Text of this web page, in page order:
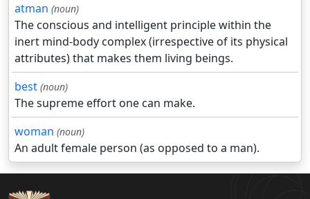
atman (noun)
The conscious and intelligent principle within the
inert mind-body complex (irrespective of its physical
attributes) that makes them living beings.
best (noun)
The supreme effort one can make.
woman (noun)
An adult female person (as opposed to a man).